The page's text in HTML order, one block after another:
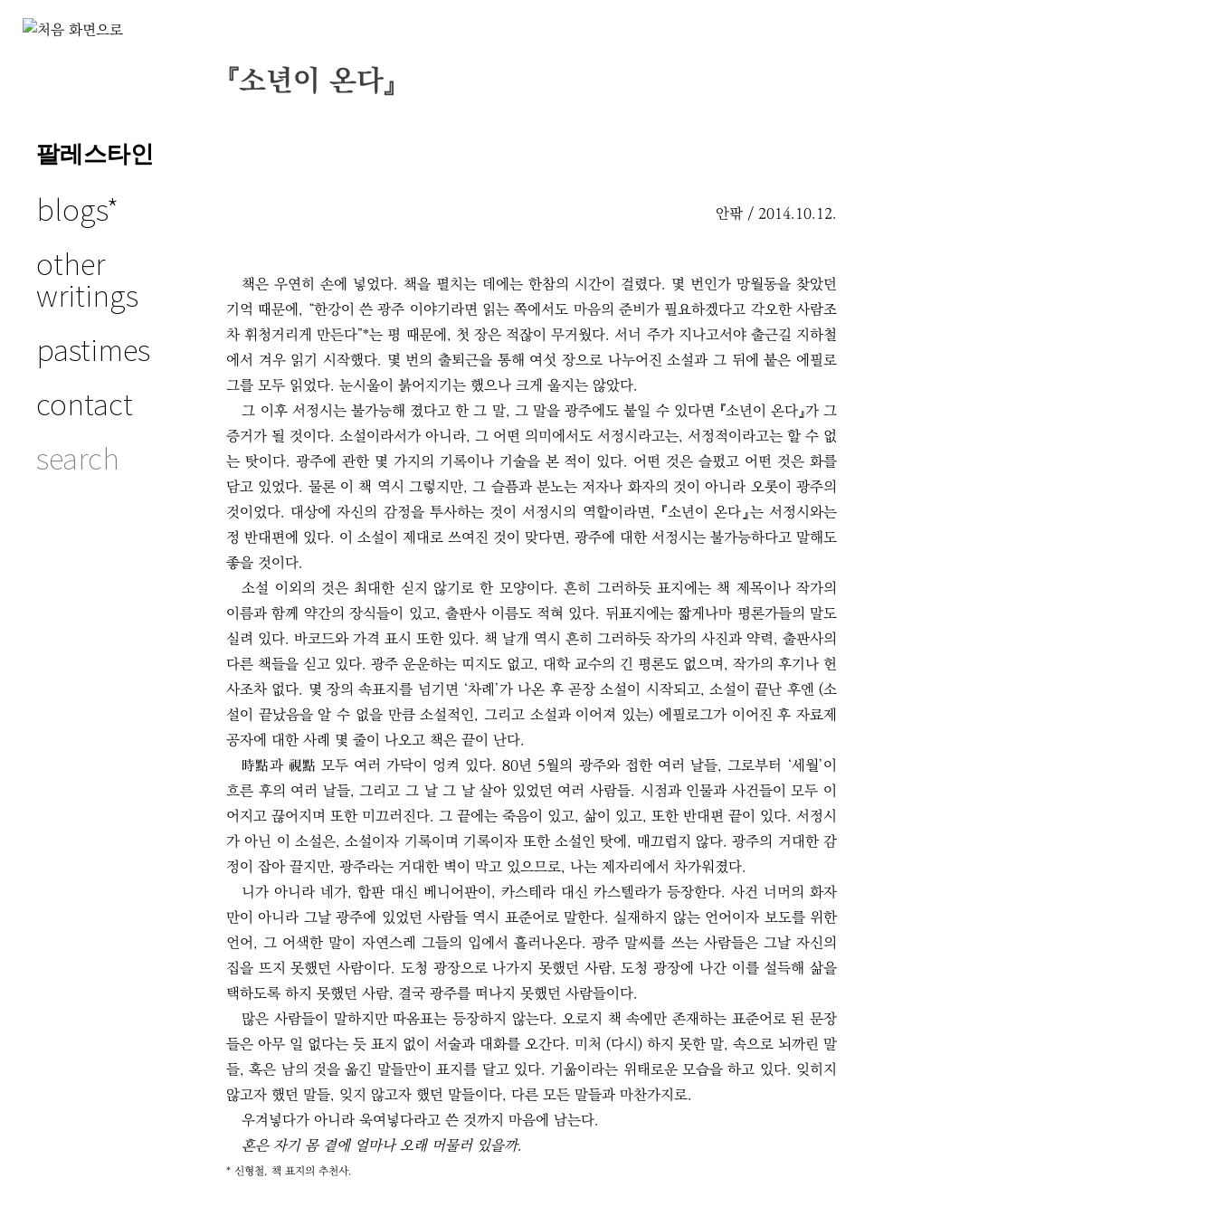
Skip
possible
팔레스타인
blogs
other
writings
pastimes
contact
search
『소년이 온다』
안팎 / 2014.10.12.
책은 우연히 손에 넣었다. 책을 펼치는 데에는 한참의 시간이 걸렸다. 몇 번인가 망월동을 찾았던
기억 때문에, “한강이 쓴 광주 이야기라면 읽는 쪽에서도 마음의 준비가 필요하겠다고 각오한 사람조
차 휘청거리게 만든다”*는 평 때문에, 첫 장은 적잖이 무거웠다. 서너 주가 지나고서야 출근길 지하철
에서 겨우 읽기 시작했다. 몇 번의 출퇴근을 통해 여섯 장으로 나누어진 소설과 그 뒤에 붙은 에필로
그를 모두 읽었다. 눈시울이 붉어지기는 했으나 크게 울지는 않았다.
그 이후 서정시는 불가능해 졌다고 한 그 말, 그 말을 광주에도 붙일 수 있다면 『소년이 온다』가 그
증거가 될 것이다. 소설이라서가 아니라, 그 어떤 의미에서도 서정시라고는, 서정적이라고는 할 수 없
는 탓이다. 광주에 관한 몇 가지의 기록이나 기술을 본 적이 있다. 어떤 것은 슬펐고 어떤 것은 화를
담고 있었다. 물론 이 책 역시 그렇지만, 그 슬픔과 분노는 저자나 화자의 것이 아니라 오롯이 광주의
것이었다. 대상에 자신의 감정을 투사하는 것이 서정시의 역할이라면, 『소년이 온다』는 서정시와는
정 반대편에 있다. 이 소설이 제대로 쓰여진 것이 맞다면, 광주에 대한 서정시는 불가능하다고 말해도
좋을 것이다.
소설 이외의 것은 최대한 싣지 않기로 한 모양이다. 흔히 그러하듯 표지에는 책 제목이나 작가의
이름과 함께 약간의 장식들이 있고, 출판사 이름도 적혀 있다. 뒤표지에는 짧게나마 평론가들의 말도
실려 있다. 바코드와 가격 표시 또한 있다. 책 날개 역시 흔히 그러하듯 작가의 사진과 약력, 출판사의
다른 책들을 싣고 있다. 광주 운운하는 띠지도 없고, 대학 교수의 긴 평론도 없으며, 작가의 후기나 헌
사조차 없다. 몇 장의 속표지를 넘기면 ‘차례’가 나온 후 곧장 소설이 시작되고, 소설이 끝난 후엔 (소
설이 끝났음을 알 수 없을 만큼 소설적인, 그리고 소설과 이어져 있는) 에필로그가 이어진 후 자료제
공자에 대한 사례 몇 줄이 나오고 책은 끝이 난다.
時點과 視點 모두 여러 가닥이 엉켜 있다. 80년 5월의 광주와 접한 여러 날들, 그로부터 ‘세월’이
흐른 후의 여러 날들, 그리고 그 날 그 날 살아 있었던 여러 사람들. 시점과 인물과 사건들이 모두 이
어지고 끊어지며 또한 미끄러진다. 그 끝에는 죽음이 있고, 삶이 있고, 또한 반대편 끝이 있다. 서정시
가 아닌 이 소설은, 소설이자 기록이며 기록이자 또한 소설인 탓에, 매끄럽지 않다. 광주의 거대한 감
정이 잡아 끌지만, 광주라는 거대한 벽이 막고 있으므로, 나는 제자리에서 차가워졌다.
니가 아니라 네가, 합판 대신 베니어판이, 카스테라 대신 카스텔라가 등장한다. 사건 너머의 화자
만이 아니라 그날 광주에 있었던 사람들 역시 표준어로 말한다. 실재하지 않는 언어이자 보도를 위한
언어, 그 어색한 말이 자연스레 그들의 입에서 흘러나온다. 광주 말씨를 쓰는 사람들은 그날 자신의
집을 뜨지 못했던 사람이다. 도청 광장으로 나가지 못했던 사람, 도청 광장에 나간 이를 설득해 삶을
택하도록 하지 못했던 사람, 결국 광주를 떠나지 못했던 사람들이다.
많은 사람들이 말하지만 따옴표는 등장하지 않는다. 오로지 책 속에만 존재하는 표준어로 된 문장
들은 아무 일 없다는 듯 표지 없이 서술과 대화를 오간다. 미처 (다시) 하지 못한 말, 속으로 뇌까린 말
들, 혹은 남의 것을 옮긴 말들만이 표지를 달고 있다. 기욺이라는 위태로운 모습을 하고 있다. 잊히지
않고자 했던 말들, 잊지 않고자 했던 말들이다, 다른 모든 말들과 마찬가지로.
우겨넣다가 아니라 욱여넣다라고 쓴 것까지 마음에 남는다.
혼은 자기 몸 곁에 얼마나 오래 머물러 있을까.
* 신형철, 책 표지의 추천사.